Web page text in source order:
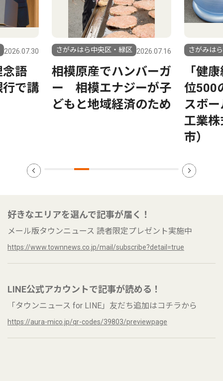
2026.07.30
念語
で講
さがみはら中央区・緑区 2026.07.16
相模原産でハンバーガ
ー 相模エナジーが子
どもと地域経済のため
さがみは
「健
位500
スボ
工業
市）
好きなエリアを選んで記事が届く！
メール版タウンニュース 読者限定プレゼント実施中
https://www.townnews.co.jp/mail/subscribe?detail=true
LINE公式アカウントで記事が読める！
「タウンニュース for LINE」友だち追加はコチラから
https://aura-mico.jp/qr-codes/39803/previewpage